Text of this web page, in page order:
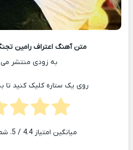
متن آهنگ اعتراف رامین
به زودی منتشر
روی یک ستاره کلیک کنید تا
میانگین امتیاز4.4 / 5. شمارش آرا: